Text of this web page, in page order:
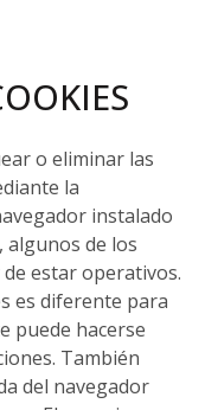
o eliminar las
la
instalado
algunos de los
estar operativos.
es diferente para
puede hacerse
También
del navegador